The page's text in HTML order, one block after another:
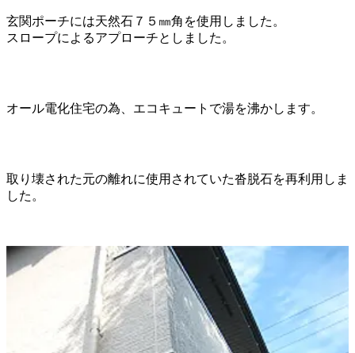
玄関ポーチには天然石７５㎜角を使用しました。
スロープによるアプローチとしました。
オール電化住宅の為、エコキュートで湯を沸かします。
取り壊された元の離れに使用されていた沓脱石を再利用しま
した。